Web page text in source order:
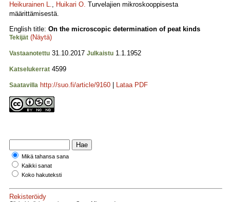
Heikurainen L., Huikari O. Turvelajien mikroskooppisesta
määrittämisestä.
English title: On the microscopic determination of peat kinds
Tekijät (Näytä)
Vastaanotettu 31.10.2017 Julkaistu 1.1.1952
Katselukerrat 4599
Saatavilla http://suo.fi/article/9160 Lataa PDF
Mikä tahansa sana
Kaikki sanat
Koko hakuteksti
Rekisteröidy